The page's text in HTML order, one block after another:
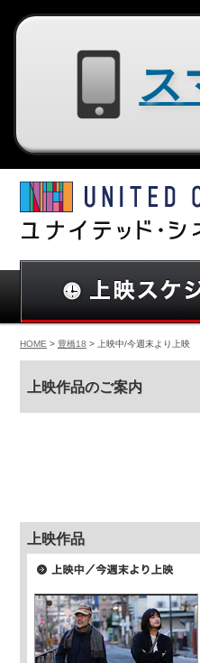
HOME > 豊橋18 > 上映中/今週末より上映
上映作品のご案内
上映作品